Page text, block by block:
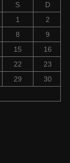
S
D
1
2
8
9
15
16
22
23
29
30